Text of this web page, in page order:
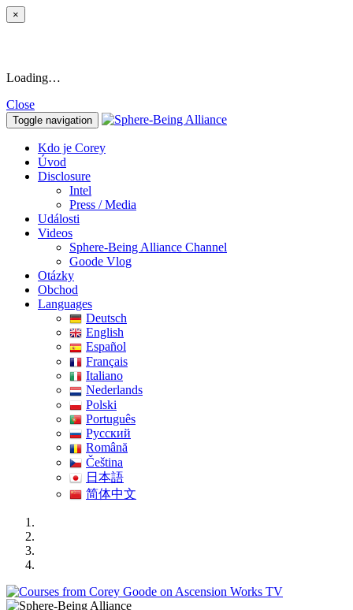
×
Loading…
Close
Toggle navigation
Kdo je Corey
Úvod
Disclosure
Intel
Press / Media
Události
Videos
Sphere-Being Alliance Channel
Goode Vlog
Otázky
Obchod
Languages
Deutsch
English
Español
Français
Italiano
Nederlands
Polski
Português
Pусский
Română
Čeština
日本語
简体中文